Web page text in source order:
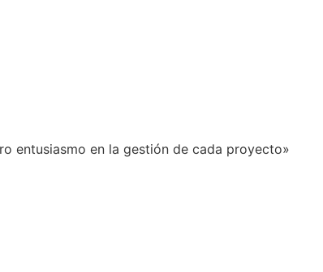
entusiasmo en la gestión de cada proyecto»